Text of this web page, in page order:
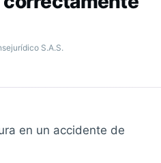
S.A.S.
en un accidente de